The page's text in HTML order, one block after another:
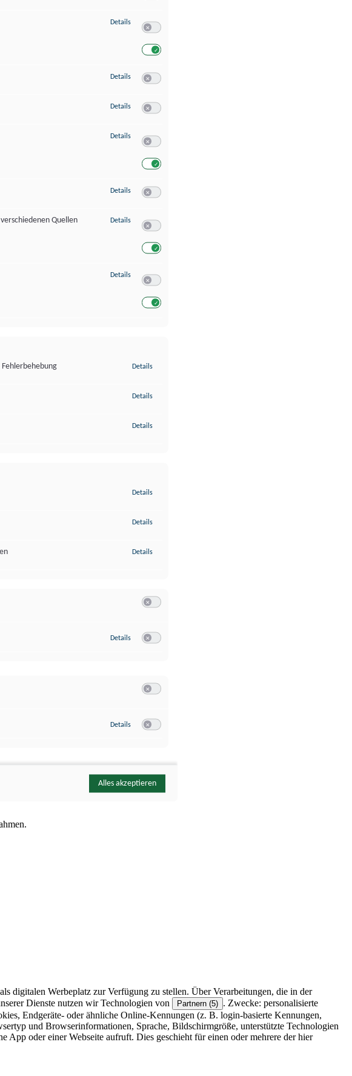
digitalen Werbeplatz zur Verfügung zu stellen. Über Verarbeitungen, die in der
Dienste nutzen wir Technologien von Partnern (5) . Zwecke: personalisierte
Endgeräte- oder ähnliche Online-Kennungen (z. B. login-basierte Kennungen,
und Browserinformationen, Sprache, Bildschirmgröße, unterstützte Technologien
App oder einer Webseite aufruft. Dies geschieht für einen oder mehrere der hier
Details zu Verwendung reduzierter Daten zur Auswahl von Werbeanzeigen
Details zu Erstellung von Profilen für personalisierte Werbung
Details zu Verwendung von Profilen zur Auswahl personalisierter Werbung
Details zu Messung der Werbeleistung
Details zu Messung der Performance von Inhalten
Quellen
Details zu Analyse von Zielgruppen durch Statistiken oder Kombinationen von
Details zu Entwicklung und Verbesserung der Angebote
Details
Details
Details
Details
Details
Details
Details zu Google Analytics
Details zu YouTube
Alles akzeptieren